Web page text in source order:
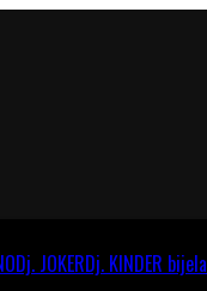
Dj. JOKERDj. KINDER bijela